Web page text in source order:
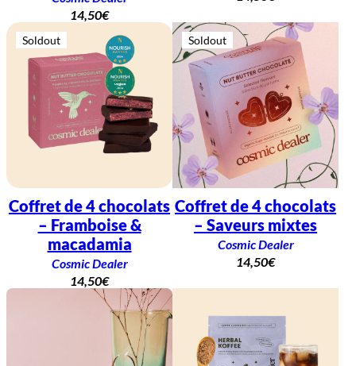
14,50€
Soldout
Coffret de 4 chocolats
– Framboise &
macadamia
Cosmic Dealer
14,50€
Soldout
Coffret de 4 chocolats
– Saveurs mixtes
Cosmic Dealer
14,50€